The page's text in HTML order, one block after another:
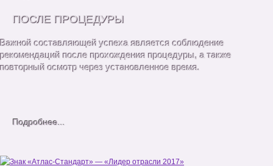
ПОСЛЕ ПРОЦЕДУРЫ
Важной составляющей успеха является соблюдение
рекомендаций после прохождения процедуры, а также
повторный осмотр через установленное время.
Подробнее...